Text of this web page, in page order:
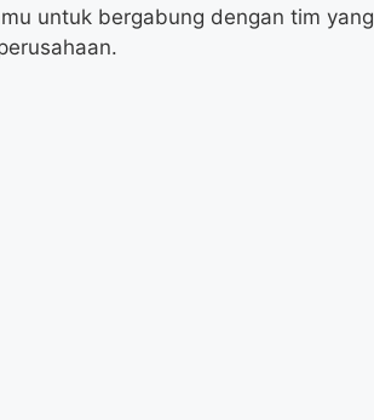
untuk bergabung dengan tim yang